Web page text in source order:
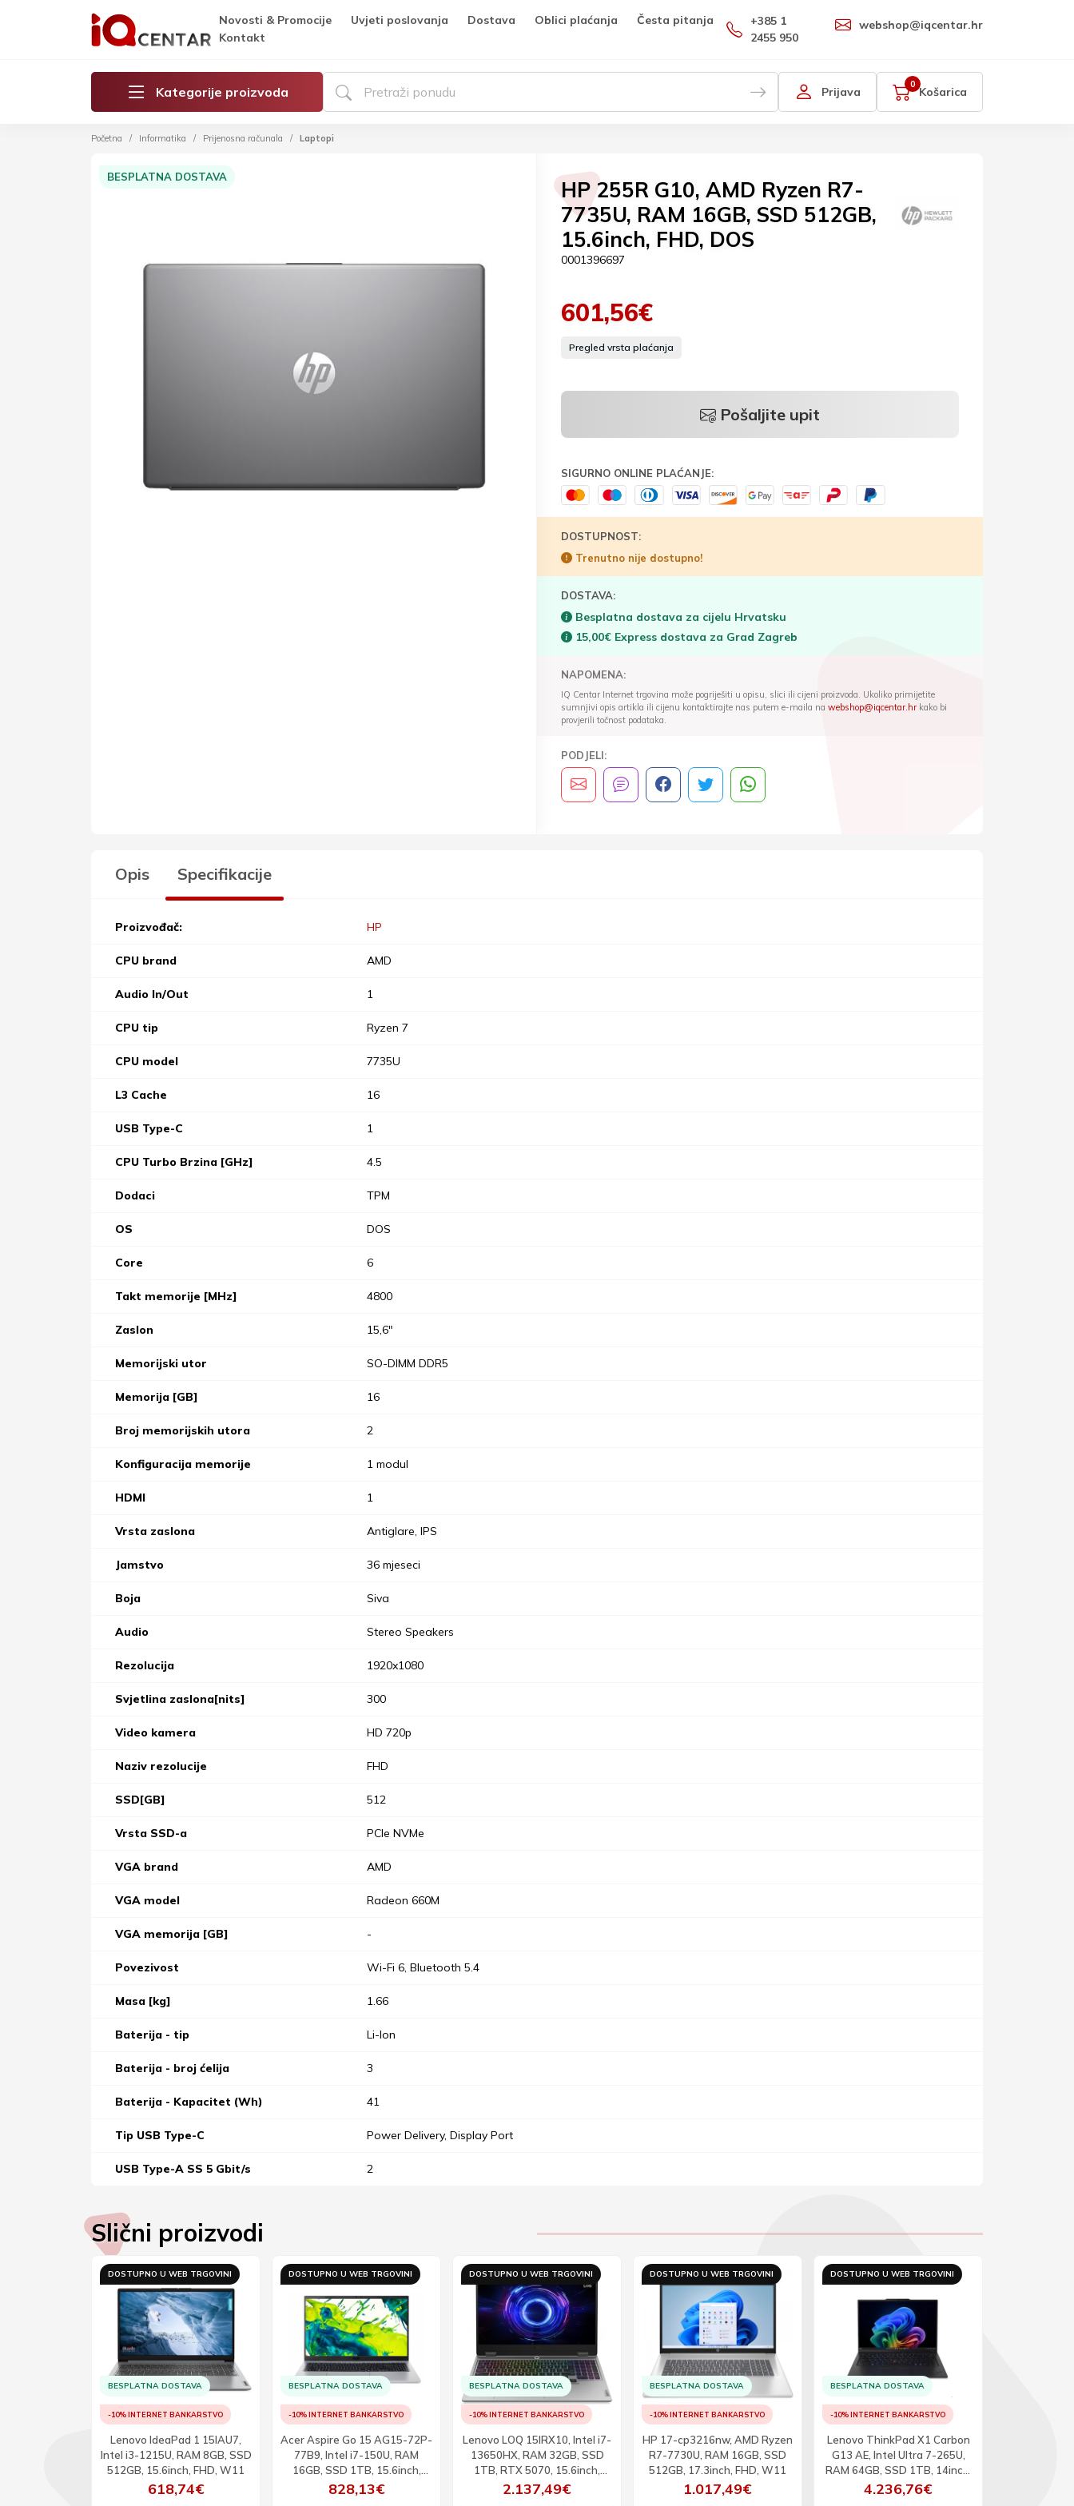
Novosti & Promocije Uvjeti poslovanja Dostava Oblici plaćanja
Česta pitanja
Kontakt
+385 1
2455 950
webshop@iqcentar.hr
Kategorije proizvoda Prijava Košarica
0
Početna Informatika Prijenosna računala Laptopi
BESPLATNA DOSTAVA
HP 255R G10, AMD Ryzen R7-
7735U, RAM 16GB, SSD 512GB,
15.6inch, FHD, DOS
0001396697
601,56€
Pregled vrsta plaćanja
Pošaljite upit
SIGURNO ONLINE PLAĆANJE:
DOSTUPNOST:
Trenutno nije dostupno!
DOSTAVA:
Besplatna dostava za cijelu Hrvatsku
15,00€ Express dostava za Grad Zagreb
NAPOMENA:
IQ Centar Internet trgovina može pogriješiti u opisu, slici ili cijeni proizvoda. Ukoliko primijetite
sumnjivi opis artikla ili cijenu kontaktirajte nas putem e-maila na webshop@iqcentar.hrkako bi
provjerili točnost podataka.
PODJELI:
Opis Specifikacije
Proizvođač: HP
CPU brand AMD
Audio In/Out 1
CPU tip Ryzen 7
CPU model 7735U
L3 Cache 16
USB Type-C 1
CPU Turbo Brzina [GHz] 4.5
Dodaci TPM
OS DOS
Core 6
Takt memorije [MHz] 4800
Zaslon 15,6"
Memorijski utor SO-DIMM DDR5
Memorija [GB] 16
Broj memorijskih utora 2
Konfiguracija memorije 1 modul
HDMI 1
Vrsta zaslona Antiglare, IPS
Jamstvo 36 mjeseci
Boja Siva
Audio Stereo Speakers
Rezolucija 1920x1080
Svjetlina zaslona[nits] 300
Video kamera HD 720p
Naziv rezolucije FHD
SSD[GB] 512
Vrsta SSD-a PCIe NVMe
VGA brand AMD
VGA model Radeon 660M
VGA memorija [GB] -
Povezivost Wi-Fi 6, Bluetooth 5.4
Masa [kg] 1.66
Baterija - tip Li-Ion
Baterija - broj ćelija 3
Baterija - Kapacitet (Wh) 41
Tip USB Type-C Power Delivery, Display Port
USB Type-A SS 5 Gbit/s 2
Slični proizvodi
DOSTUPNO U WEB TRGOVINI
BESPLATNA DOSTAVA
-10% INTERNET BANKARSTVO
Lenovo IdeaPad 1 15IAU7,
Intel i3-1215U, RAM 8GB, SSD
512GB, 15.6inch, FHD, W11
618,74€
DOSTUPNO U WEB TRGOVINI
BESPLATNA DOSTAVA
-10% INTERNET BANKARSTVO
Acer Aspire Go 15 AG15-72P-
77B9, Intel i7-150U, RAM
16GB, SSD 1TB, 15.6inch,
FHD, DOS
828,13€
DOSTUPNO U WEB TRGOVINI
BESPLATNA DOSTAVA
-10% INTERNET BANKARSTVO
Lenovo LOQ 15IRX10, Intel i7-
13650HX, RAM 32GB, SSD
1TB, RTX 5070, 15.6inch,
WQHD, 165Hz, W11
2.137,49€
DOSTUPNO U WEB TRGOVINI
BESPLATNA DOSTAVA
-10% INTERNET BANKARSTVO
HP 17-cp3216nw, AMD Ryzen
R7-7730U, RAM 16GB, SSD
512GB, 17.3inch, FHD, W11
1.017,49€
DOSTUPNO U WEB TRGOVINI
BESPLATNA DOSTAVA
-10% INTERNET BANKARSTVO
Lenovo ThinkPad X1 Carbon
G13 AE, Intel Ultra 7-265U,
RAM 64GB, SSD 1TB, 14inch,
WUXGA, W11P
4.236,76€